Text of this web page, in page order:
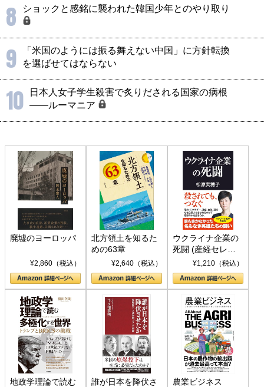
8 ショックと感銘に襲われた韓国少年とのやり取り
9
「米国のようには振る舞えない中国」に方針転換
を選ばせてはならない
10
日本人女子学生殺害で炙りだされる国家の病根
――ルーマニア
廃墟のヨーロッパ
¥2,860（税込）
北方領土を知るた
めの63章
¥2,640（税込）
ウクライナ企業の
死闘 (産経セレク
ト S 039)¥1,210（税込）
地政学理論で読む
誰が日本を降伏さ
農業ビジネス